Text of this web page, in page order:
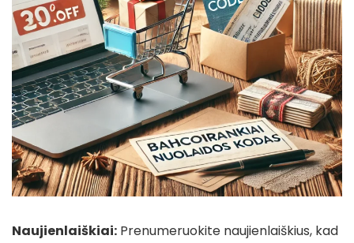
Naujienlaiškiai: Prenumeruokite naujienlaiškius, kad